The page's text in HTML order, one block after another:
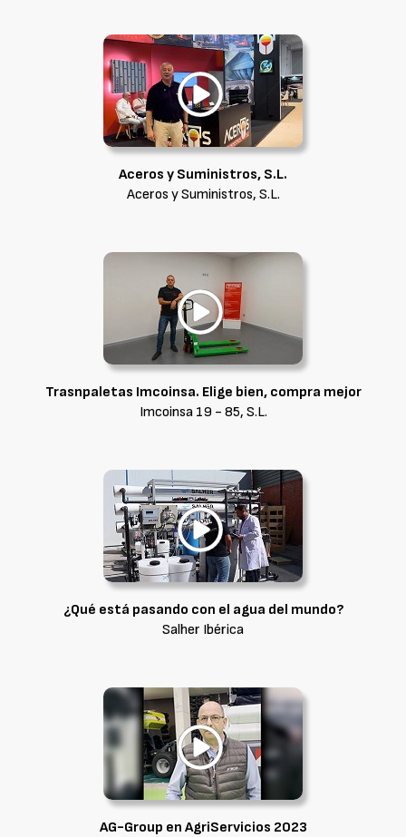
Aceros y Suministros, S.L.
Aceros y Suministros, S.L.
Trasnpaletas Imcoinsa. Elige bien, compra mejor
Imcoinsa 19 - 85, S.L.
¿Qué está pasando con el agua del mundo?
Salher Ibérica
AG-Group en AgriServicios 2023